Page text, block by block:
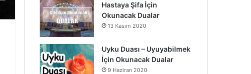
Hastaya Şifa İçin
Okunacak Dualar
13 Kasım 2020
Uyku Duası – Uyuyabilmek
İçin Okunacak Dualar
9 Haziran 2020